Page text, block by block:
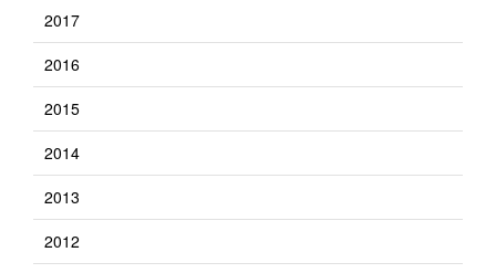
2017
2016
2015
2014
2013
2012